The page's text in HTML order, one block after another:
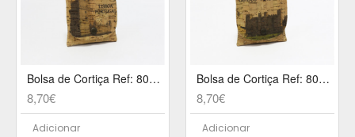
Bolsa de Cortiça Ref: 801 CK
8,70€
Adicionar
Bolsa de Cortiça Ref: 801 AP
8,70€
Adicionar